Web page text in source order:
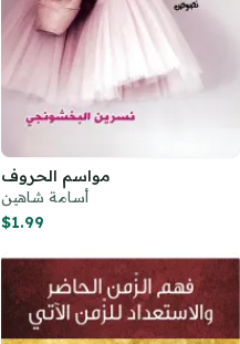
مواسم الحروف
أسامة شاهين
$1.99